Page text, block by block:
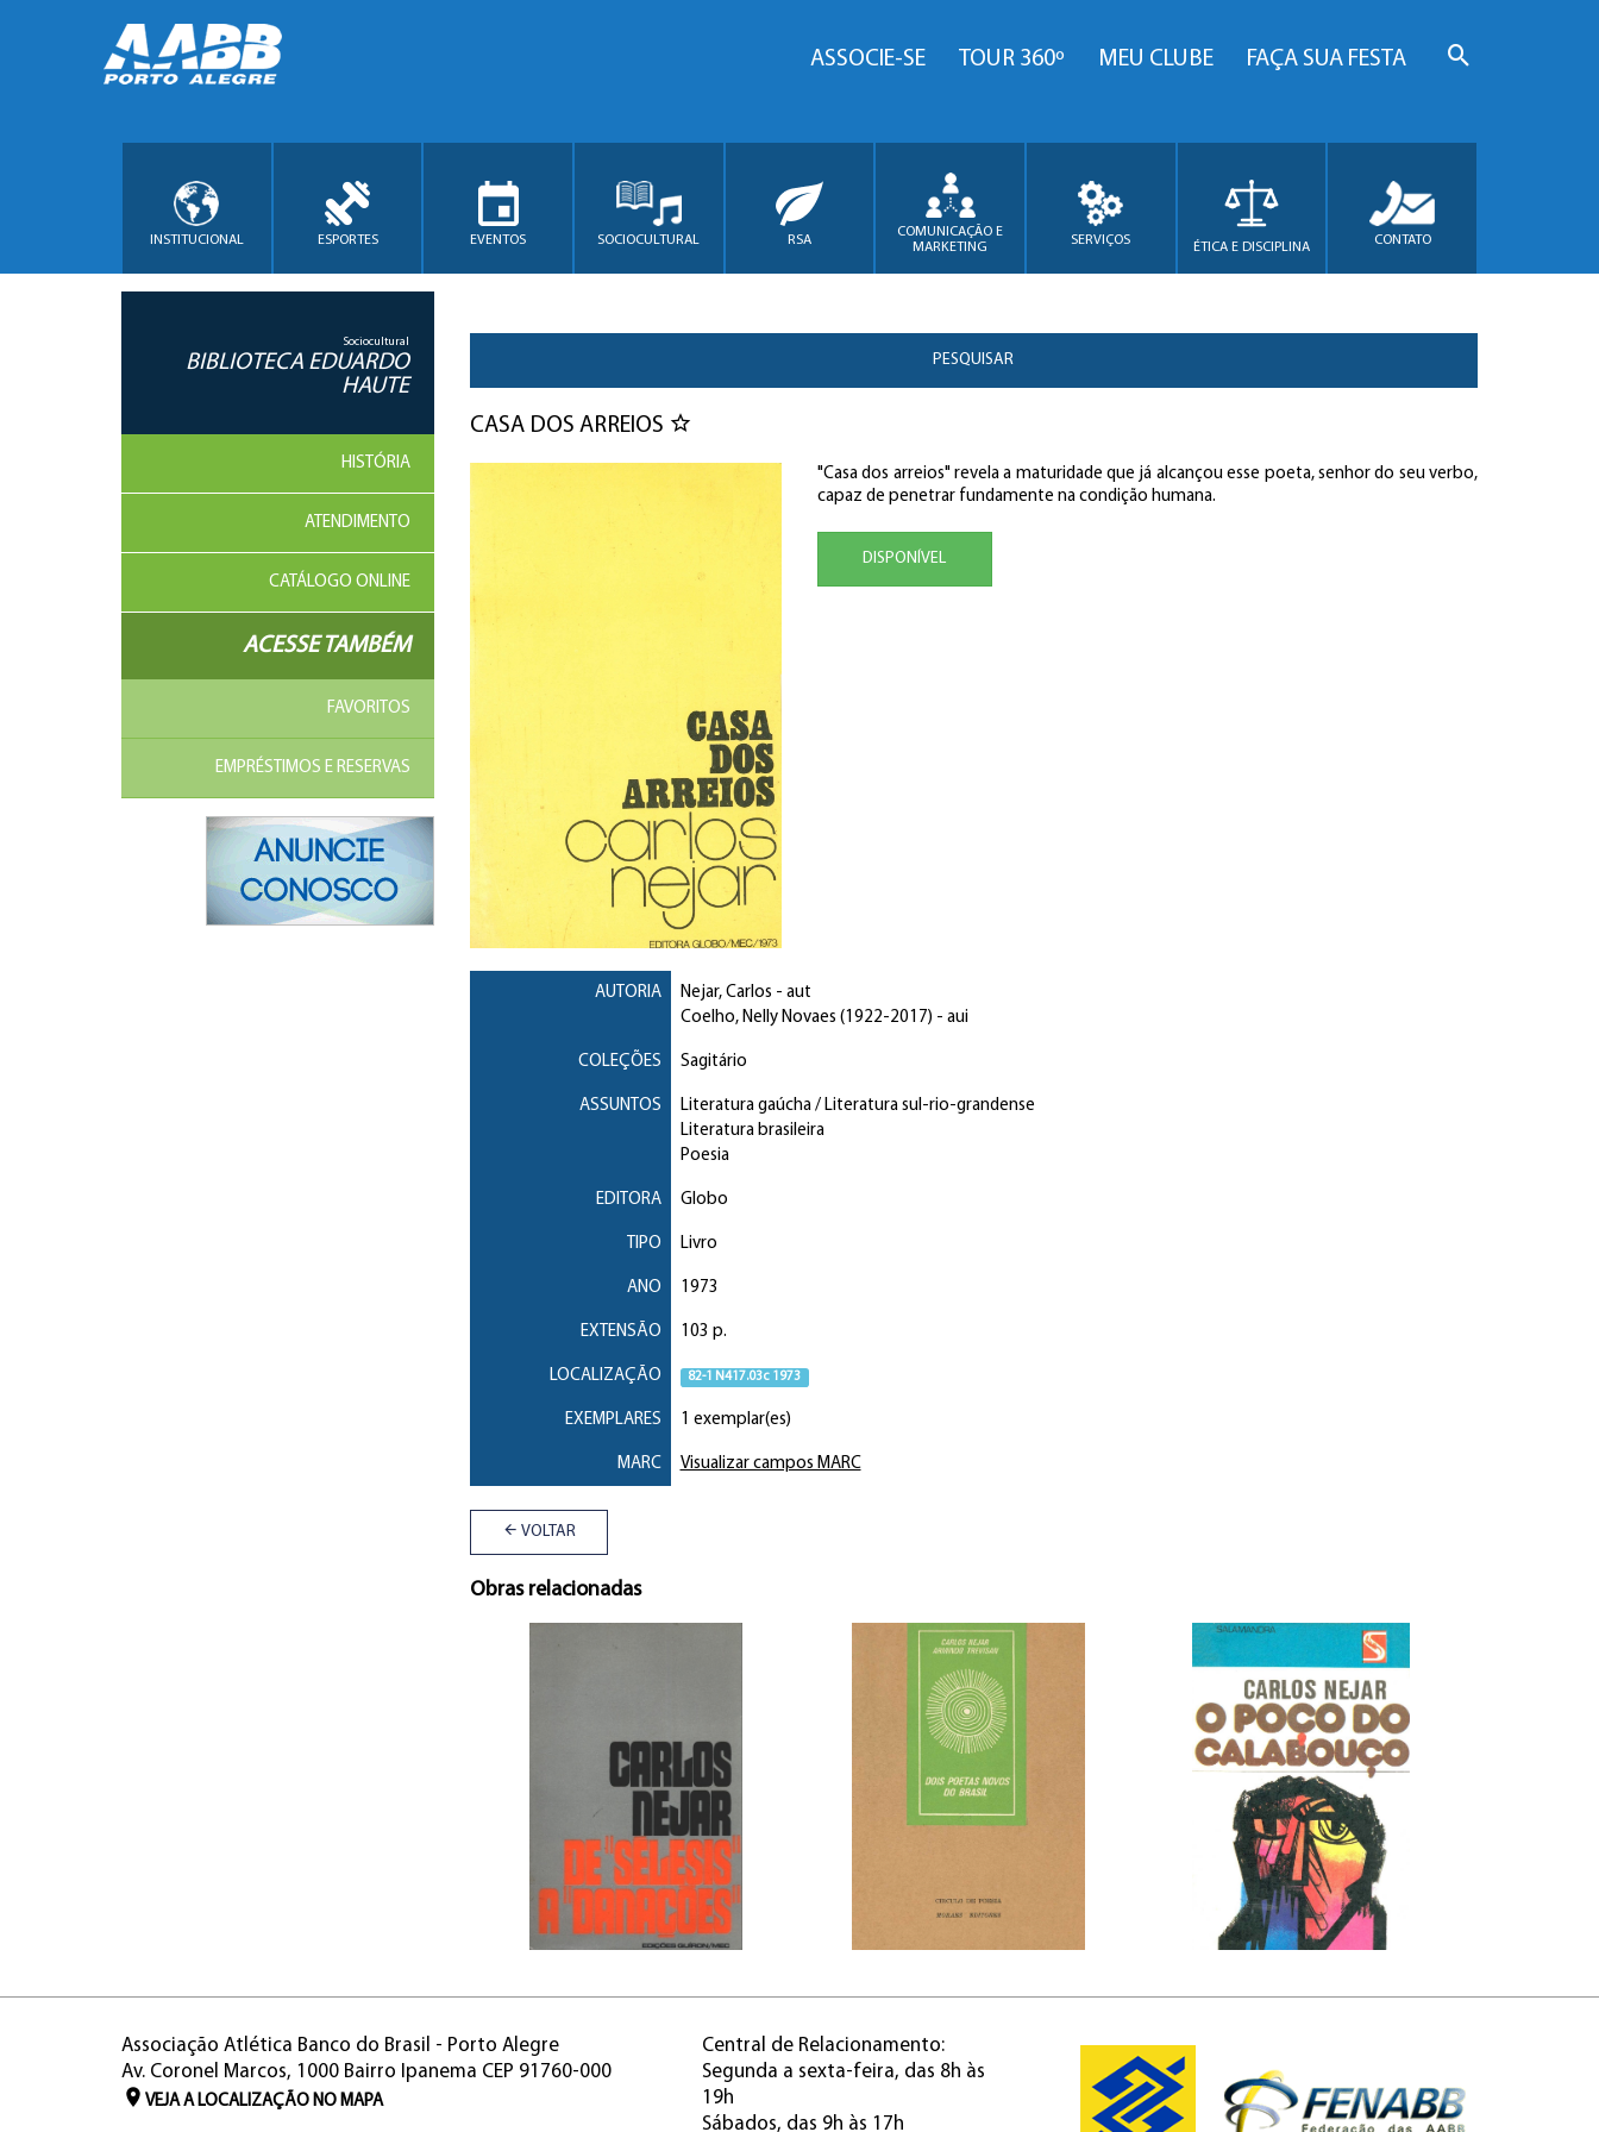
ASSOCIE-SE TOUR 360º MEU CLUBE FAÇA SUA FESTA
INSTITUCIONAL ESPORTES EVENTOS SOCIOCULTURAL RSA
COMUNICAÇÃO E
MARKETING
SERVIÇOS ÉTICA E DISCIPLINA CONTATO
Sociocultural
BIBLIOTECA EDUARDO
HAUTE
HISTÓRIA
ATENDIMENTO
CATÁLOGO ONLINE
ACESSE TAMBÉM
FAVORITOS
EMPRÉSTIMOS E RESERVAS
PESQUISAR
CASA DOS ARREIOS
"Casa dos arreios" revela a maturidade que já alcançou esse poeta, senhor do seu verbo,
capaz de penetrar fundamente na condição humana.
DISPONÍVEL
AUTORIA Nejar, Carlos - aut
Coelho, Nelly Novaes (1922-2017) - aui
COLEÇÕES Sagitário
ASSUNTOS
Literatura gaúcha / Literatura sul-rio-grandense
Literatura brasileira
Poesia
EDITORA Globo
TIPO Livro
ANO 1973
EXTENSÃO 103 p.
LOCALIZAÇÃO 82-1 N417.03c 1973
EXEMPLARES 1 exemplar(es)
MARC Visualizar campos MARC
VOLTAR
Obras relacionadas
Associação Atlética Banco do Brasil - Porto Alegre
Av. Coronel Marcos, 1000 Bairro Ipanema CEP 91760-000
VEJA A LOCALIZAÇÃO NO MAPA
Central de Relacionamento:
Segunda a sexta-feira, das 8h às
19h
Sábados, das 9h às 17h